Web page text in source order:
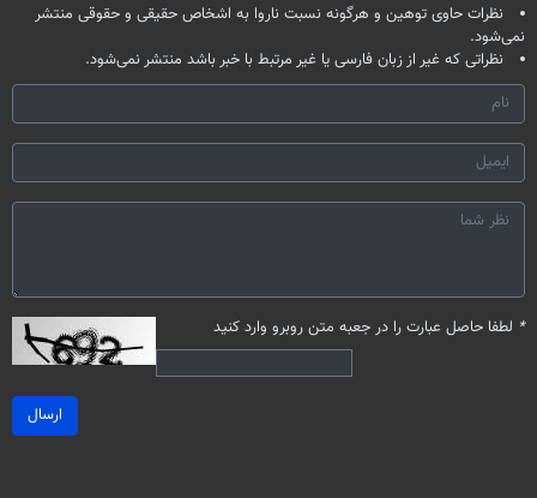
نظرات حاوی توهین و هرگونه نسبت ناروا به اشخاص حقیقی و حقوقی منتشر
نمی‌شود.
نظراتی که غیر از زبان فارسی یا غیر مرتبط با خبر باشد منتشر نمی‌شود.
* لطفا حاصل عبارت را در جعبه متن روبرو وارد کنید
ارسال